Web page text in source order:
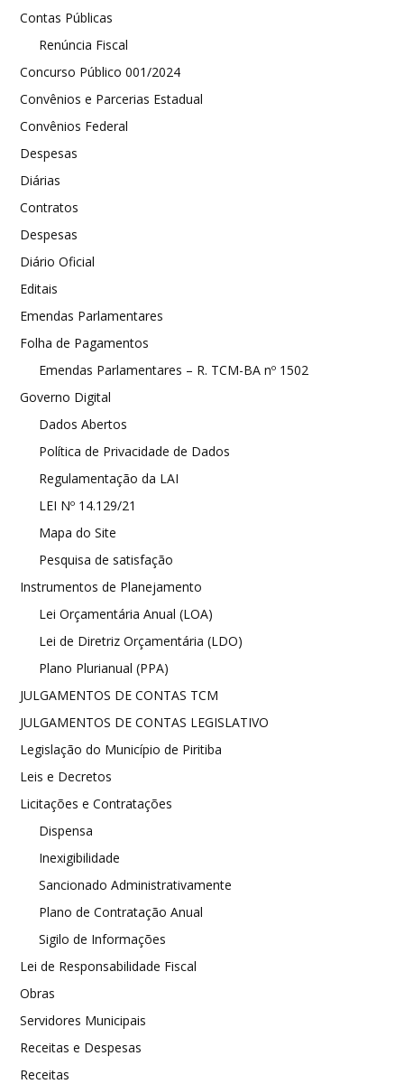
Contas Públicas
Renúncia Fiscal
Concurso Público 001/2024
Convênios e Parcerias Estadual
Convênios Federal
Despesas
Diárias
Contratos
Despesas
Diário Oficial
Editais
Emendas Parlamentares
Folha de Pagamentos
Emendas Parlamentares – R. TCM-BA nº 1502
Governo Digital
Dados Abertos
Política de Privacidade de Dados
Regulamentação da LAI
LEI Nº 14.129/21
Mapa do Site
Pesquisa de satisfação
Instrumentos de Planejamento
Lei Orçamentária Anual (LOA)
Lei de Diretriz Orçamentária (LDO)
Plano Plurianual (PPA)
JULGAMENTOS DE CONTAS TCM
JULGAMENTOS DE CONTAS LEGISLATIVO
Legislação do Município de Piritiba
Leis e Decretos
Licitações e Contratações
Dispensa
Inexigibilidade
Sancionado Administrativamente
Plano de Contratação Anual
Sigilo de Informações
Lei de Responsabilidade Fiscal
Obras
Servidores Municipais
Receitas e Despesas
Receitas